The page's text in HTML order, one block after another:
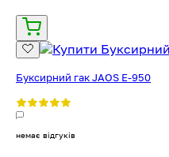
Буксирний гак JAOS E-950
немає відгуків